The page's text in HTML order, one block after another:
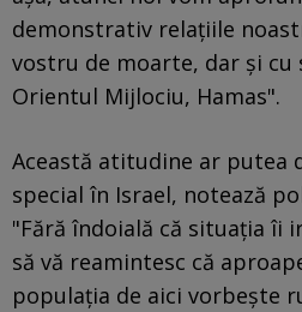
demonstrativ relațiile
vostru de moarte, dar și
Orientul Mijlociu, Hamas".
Această atitudine ar putea
special în Israel, notează
"Fără îndoială că situația îi
să vă reamintesc că
populația de aici vorbește